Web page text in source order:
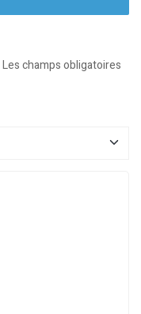
Les champs obligatoires